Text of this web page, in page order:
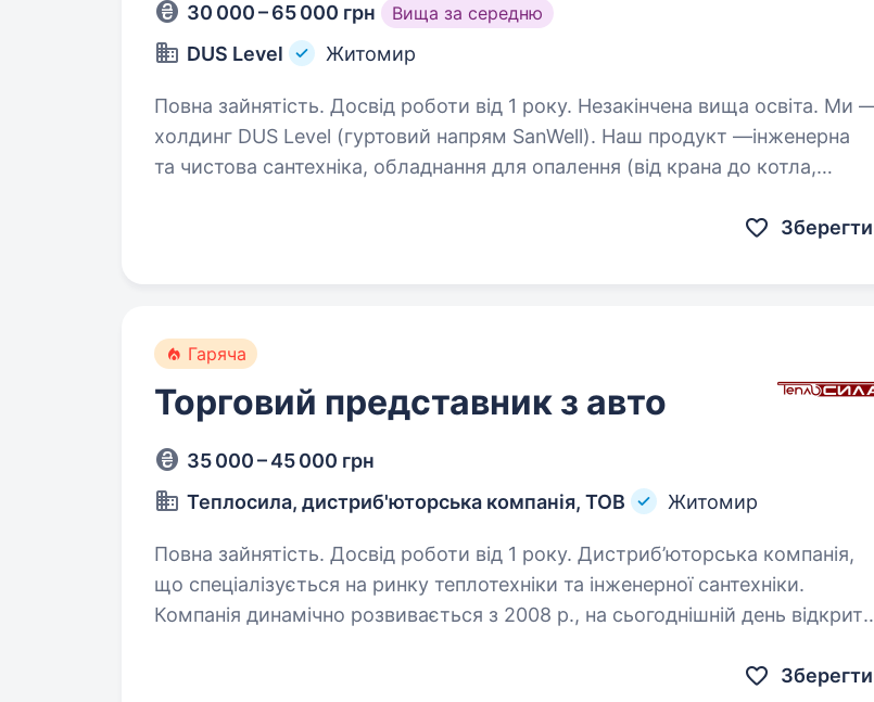
30 000 – 65 000 грн Вища за середню
DUS Level Житомир
Повна зайнятість. Досвід роботи від 1 року. Незакінчена вища освіта. Ми —
холдинг DUS Level (гуртовий напрям SanWell). Наш продукт —інженерна
та чистова сантехніка, обладнання для опалення (від крана до котла,
Зберегти
Гаряча
Торговий представник з авто
35 000 – 45 000 грн
Теплосила, дистриб'юторська компанія, ТОВ
Житомир
Повна зайнятість. Досвід роботи від 1 року. Дистриб’юторська компанія,
що спеціалізується на ринку теплотехніки та інженерної сантехніки.
Компанія динамічно розвивається з 2008 р., на сьогоднішній день відкрито
Зберегти